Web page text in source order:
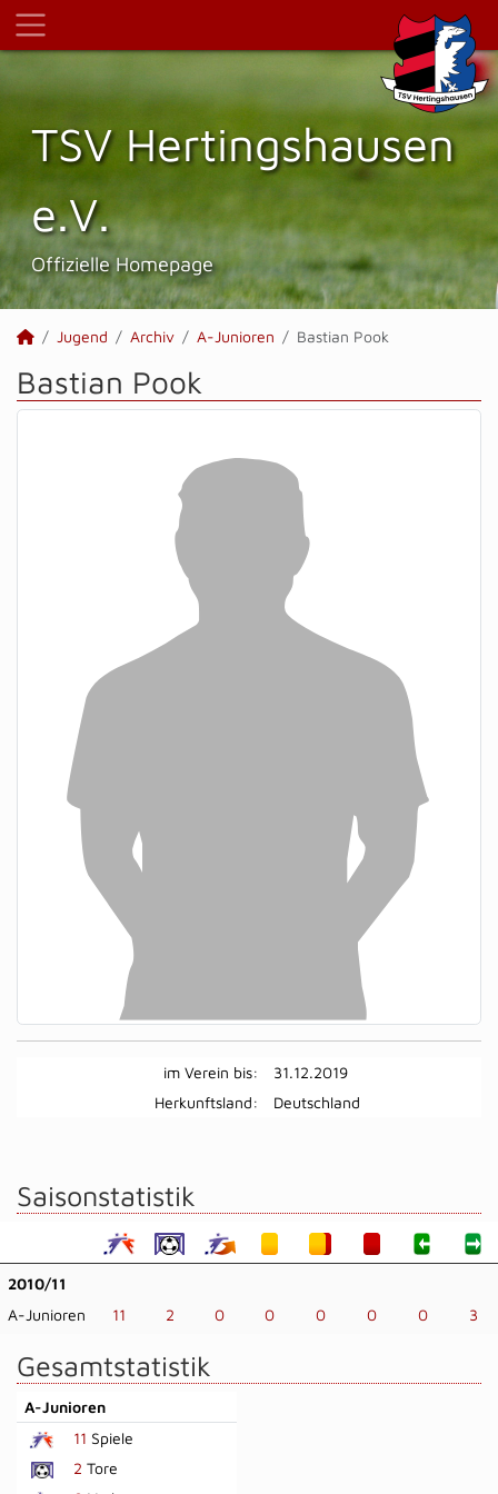
TSV Hertings­hausen
e.V.
Offizielle Homepage
Jugend Archiv A-Junioren Bastian Pook
Bastian Pook
im Verein bis:
31.12.2019
Herkunftsland:
Deutschland
Saisonstatistik
2010/11
A-Junioren
11 2 0 0 0 0 0 3
Gesamtstatistik
A-Junioren
11 Spiele
2 Tore